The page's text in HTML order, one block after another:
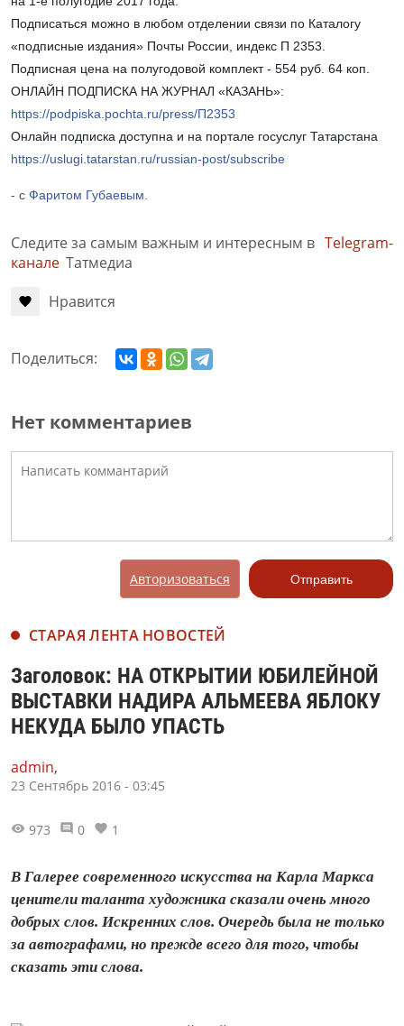
Подписаться можно в любом отделении связи по Каталогу
«подписные издания» Почты России, индекс П 2353.
Подписная цена на полугодовой комплект - 554 руб. 64 коп.
ОНЛАЙН ПОДПИСКА НА ЖУРНАЛ «КАЗАНЬ»:
https://podpiska.pochta.ru/press/П2353
Онлайн подписка доступна и на портале госуслуг Татарстана
https://uslugi.tatarstan.ru/russian-post/subscribe
- с Фаритом Губаевым.
Следите за самым важным и интересным в Telegram-
канале Татмедиа
Нравится
Поделиться:
Нет комментариев
Авторизоваться Отправить
СТАРАЯ ЛЕНТА НОВОСТЕЙ
Заголовок: НА ОТКРЫТИИ ЮБИЛЕЙНОЙ
ВЫСТАВКИ НАДИРА АЛЬМЕЕВА ЯБЛОКУ
НЕКУДА БЫЛО УПАСТЬ
admin,
23 Сентябрь 2016 - 03:45
973 0 1
В Галерее современного искусства на Карла Маркса
ценители таланта художника сказали очень много
добрых слов. Искренних слов. Очередь была не только
за автографами, но прежде всего для того, чтобы
сказать эти слова.